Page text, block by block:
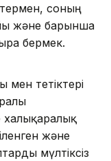
соның
және барынша
бермек.
тетіктері
халықаралық
және
мүлтіксіз